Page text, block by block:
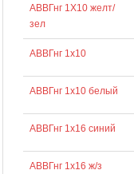
АВВГнг 1Х10 желт/
зел
АВВГнг 1х10
АВВГнг 1х10 белый
АВВГнг 1х16 синий
АВВГнг 1х16 ж/з